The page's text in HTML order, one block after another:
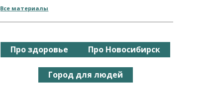
Все материалы
Про здоровье Про Новосибирск
Город для людей